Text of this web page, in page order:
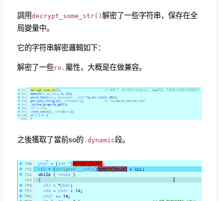
調用decrypt_some_str()解密了一些字符串，保存在全
局變量中。
它的字符串解密邏輯如下：
解密了一些ro. 屬性，大概是在做兼容。
之後獲取了當前so的.dynamic段。